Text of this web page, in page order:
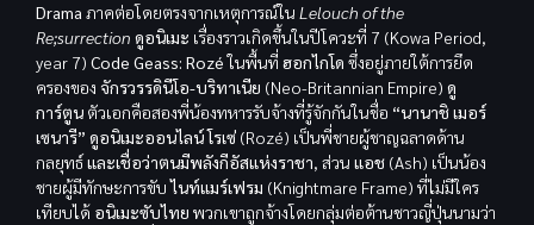
Drama ภาคต่อโดยตรงจากเหตุการณ์ใน Lelouch of the
Re;surrection ดูอนิเมะ เรื่องราวเกิดขึ้นในปีโควะที่ 7 (Kowa Period,
year 7) Code Geass: Rozéในพื้นที่ ฮอกไกโด ซึ่งอยู่ภายใต้การยึด
ครองของ จักรวรรดินีโอ-บริทาเนีย (Neo-Britannian Empire) ดู
การ์ตูน ตัวเอกคือสองพี่น้องทหารรับจ้างที่รู้จักกันในชื่อ “นานาชิ เมอร์
เซนารี” ดูอนิเมะออนไลน์โรเซ่ (Rozé) เป็นพี่ชายผู้ชาญฉลาดด้าน
กลยุทธ์และเชื่อว่าตนมีพลังกีอัสแห่งราชา, ส่วน แอช (Ash) เป็นน้อง
ชายผู้มีทักษะการขับไนท์แมร์เฟรม (Knightmare Frame) ที่ไม่มีใคร
เทียบได้ อนิเมะซับไทย พวกเขาถูกจ้างโดยกลุ่มต่อต้านชาวญี่ปุ่นนามว่า